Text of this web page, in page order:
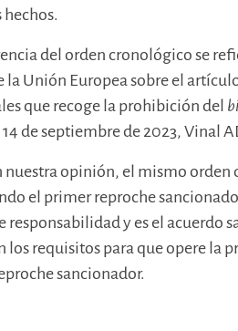
hechos.
del orden cronológico se
la Unión Europea sobre el
que recoge la prohibición del
de septiembre de 2023, Vinal
nuestra opinión, el mismo
el primer reproche
responsabilidad y es el acuerdo
los requisitos para que opere la
sancionador.